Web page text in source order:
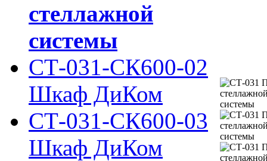
стеллажной
системы
СТ-031-СК600-02
Шкаф ДиКом
СТ-031-СК600-03
Шкаф ДиКом